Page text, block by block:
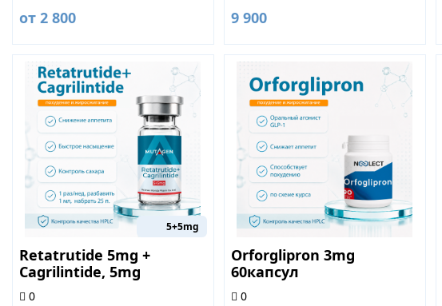
от 2 800 9 900
5+5mg
Retatrutide 5mg +
Cagrilintide, 5mg
0
Orforglipron 3mg
60капсул
0